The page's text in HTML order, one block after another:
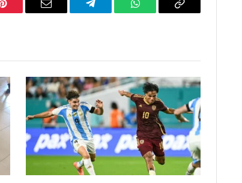
PinterestCorreo
TelegramWhatsAppCopiar